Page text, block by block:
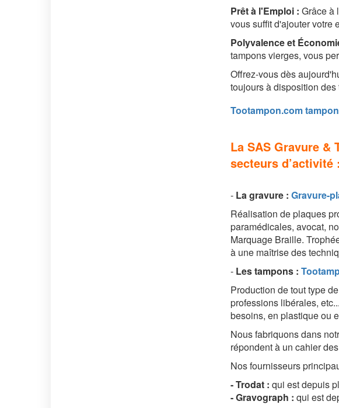
Prêt à l'Emploi : Grâce à
vous suffit d'ajouter votre
Polyvalence et
tampons vierges, vous
Offrez-vous dès
toujours à disposition
Tootampon.com
La SAS Gravure &
secteurs d’activité :
- La gravure : Gravure-
Réalisation de plaques
paramédicales, avocat,
Marquage Braille.
à une maîtrise des
- Les tampons :
Production de tout type
professions libérales,
besoins, en plastique ou
Nous fabriquons dans
répondent à un cahier
Nos fournisseurs
- Trodat : qui est depuis
- Gravograph : qui est